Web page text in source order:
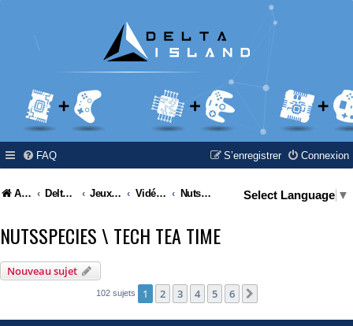
FAQ Connexion
S’enregistrer
Accueil Delta Island Jeux Video Vidéo Channels NutsSpecies \ Tech Tea Time Select Language ▼
NUTSSPECIES \ TECH TEA TIME
Nouveau sujet
102 sujets 1 2 3 4 5 6